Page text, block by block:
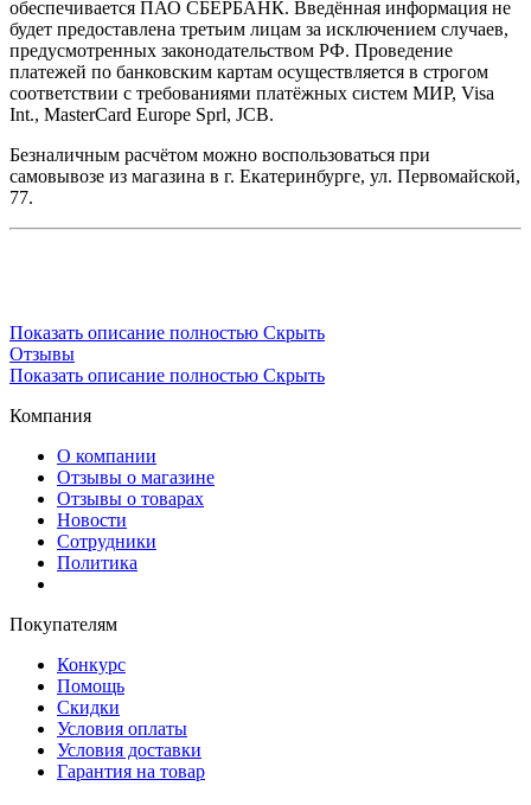
обеспечивается ПАО СБЕРБАНК. Введённая информация не
будет предоставлена третьим лицам за исключением случаев,
предусмотренных законодательством РФ. Проведение
платежей по банковским картам осуществляется в строгом
соответствии с требованиями платёжных систем МИР, Visa
Int., MasterCard Europe Sprl, JCB.
Безналичным расчётом можно воспользоваться при
самовывозе из магазина в г. Екатеринбурге, ул. Первомайской,
77.
Показать описание полностью Скрыть
Отзывы
Показать описание полностью Скрыть
Компания
О компании
Отзывы о магазине
Отзывы о товарах
Новости
Сотрудники
Политика
Покупателям
Конкурс
Помощь
Скидки
Условия оплаты
Условия доставки
Гарантия на товар